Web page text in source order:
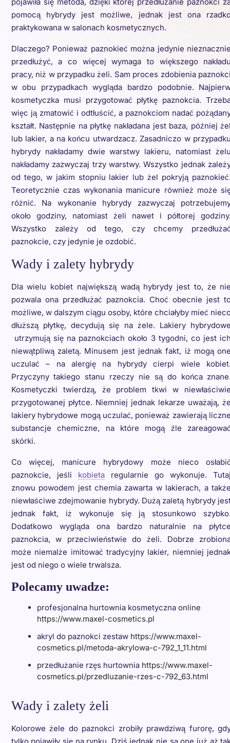
pomocą hybrydy jest możliwe, jednak jest ona
praktykowana w salonach kosmetycznych.
Dlaczego? Ponieważ paznokieć można jedynie
przedłużyć, a co więcej wymaga to większego
pracy, niż w przypadku żeli. Sam proces zdobienia
w obu przypadkach wygląda bardzo podobnie.
kosmetyczka musi przygotować płytkę paznokcia.
więc ją zmatowić i odtłuścić, a paznokciom nadać
kształt. Następnie na płytkę nakładana jest baza, później
lub lakier, a na końcu utwardzacz. Zasadniczo w
hybrydy nakładamy dwie warstwy lakieru, natomiast
nakładamy zazwyczaj trzy warstwy. Wszystko jednak
od tego, w jakim stopniu lakier lub żel pokryją
Teoretycznie czas wykonania manicure również może
różnić. Na wykonanie hybrydy zazwyczaj
około godziny, natomiast żeli nawet i półtorej
Wszystko zależy od tego, czy chcemy
paznokcie, czy jedynie je ozdobić.
Wady i zalety hybrydy
Dla wielu kobiet największą wadą hybrydy jest to, że
pozwala ona przedłużać paznokcia. Choć obecnie jest
możliwe, w dalszym ciągu osoby, które chciałyby mieć
dłuższą płytkę, decydują się na żele. Lakiery
utrzymują się na paznokciach około 3 tygodni, co jest
niewątpliwą zaletą. Minusem jest jednak fakt, iż mogą
uczulać – na alergię na hybrydy cierpi wiele
Przyczyny takiego stanu rzeczy nie są do końca
Kosmetyczki twierdzą, że problem tkwi w
przygotowanej płytce. Niemniej jednak lekarze uważają,
lakiery hybrydowe mogą uczulać, ponieważ zawierają
substancje chemiczne, na które mogą źle
skórki.
Co więcej, manicure hybrydowy może nieco
paznokcie, jeśli kobietaregularnie go wykonuje.
znowu powodem jest chemia zawarta w lakierach, a
niewłaściwe zdejmowanie hybrydy. Dużą zaletą hybrydy
jednak fakt, iż wykonuje się ją stosunkowo
Dodatkowo wygląda ona bardzo naturalnie na
paznokcia, w przeciwieństwie do żeli. Dobrze
może niemalże imitować tradycyjny lakier, niemniej
jest od niego o wiele trwalsza.
Polecamy uwadze:
profesjonalna hurtownia kosmetyczna online
https://www.maxel-cosmetics.pl
akryl do paznokci zestaw https://www.maxel-
cosmetics.pl/metoda-akrylowa-c-792_1_11.html
przedłużanie rzęs hurtownia https://www.maxel-
cosmetics.pl/przedluzanie-rzes-c-792_63.html
Wady i zalety żeli
Kolorowe żele do paznokci zrobiły prawdziwą furorę,